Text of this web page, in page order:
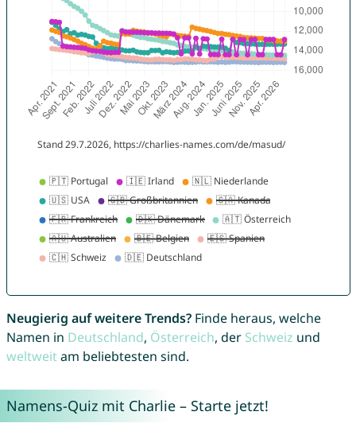
Neugierig auf weitere Trends?Finde heraus, welche
Namen in Deutschland, Österreich, der Schweiz und
weltweitam beliebtesten sind.
Namens-Quiz mit Charlie – Starte jetzt!